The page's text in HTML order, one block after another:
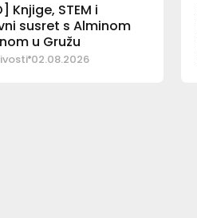
Knjige, STEM i
susret s Alminom
u Gružu
02.08.2026